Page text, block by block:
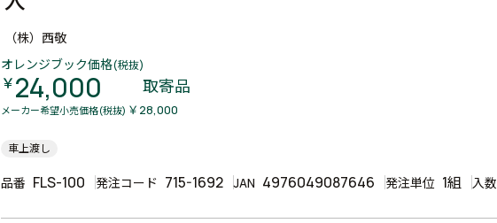
（株）西敬
オレンジブック価格(税抜)
￥24,000 取寄品
メーカー希望小売価格(税抜) ￥28,000
車上渡し
品番 FLS-100 発注コード 715-1692 JAN 4976049087646 発注単位 1組 入数